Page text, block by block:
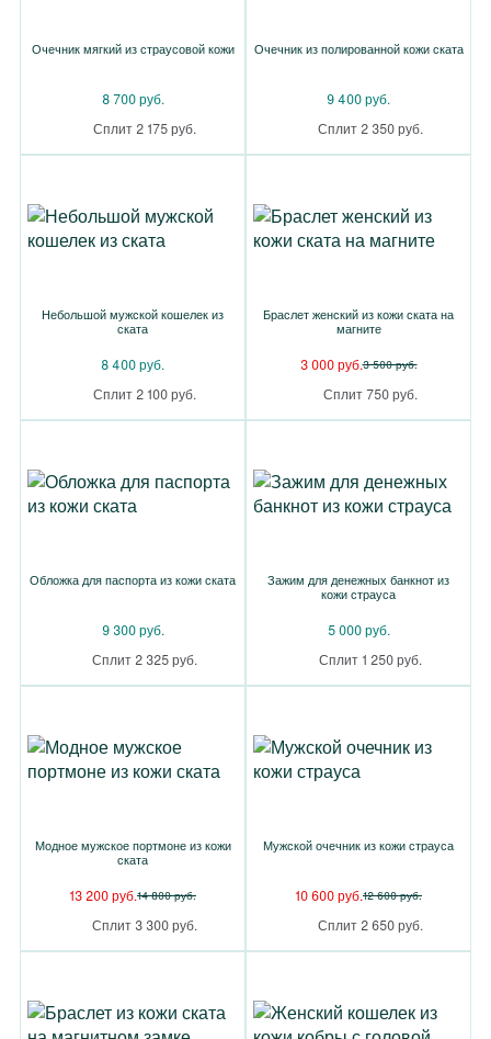
Очечник мягкий из страусовой кожи
8 700 руб.
Сплит 2 175 руб.
Очечник из полированной кожи ската
9 400 руб.
Сплит 2 350 руб.
Небольшой мужской кошелек из
ската
8 400 руб.
Сплит 2 100 руб.
Браслет женский из кожи ската на
магните
3 000 руб.3 500 руб.
Сплит 750 руб.
Обложка для паспорта из кожи ската
9 300 руб.
Сплит 2 325 руб.
Зажим для денежных банкнот из
кожи страуса
5 000 руб.
Сплит 1 250 руб.
Модное мужское портмоне из кожи
ската
13 200 руб.14 800 руб.
Сплит 3 300 руб.
Мужской очечник из кожи страуса
10 600 руб.12 600 руб.
Сплит 2 650 руб.